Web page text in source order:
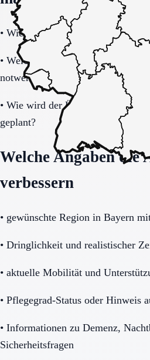
• Wie schnell ist eine Aufnahme
• Welche Unterlagen und
notwendig?
• Wie wird der Übergang nach
geplant?
Welche Angaben die
verbessern
• gewünschte Region in Bayern
• Dringlichkeit und realistischer
• aktuelle Mobilität und
• Pflegegrad-Status oder Hinweis
• Informationen zu Demenz,
Sicherheitsfragen